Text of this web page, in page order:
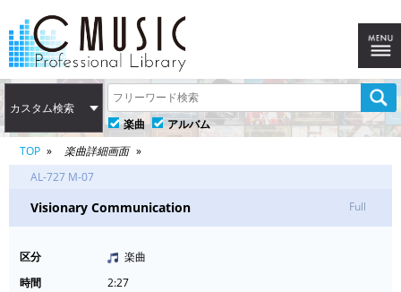
カスタム検索
楽曲
アルバム
TOP
楽曲詳細画面
AL-727 M-07
Visionary Communication Full
区分
楽曲
時間
2:27